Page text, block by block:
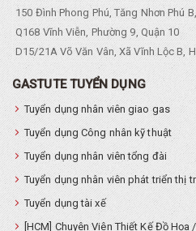
150 Đình Phong Phú, Tăng Nhơn Phú
Q168 Vĩnh Viễn, Phường 9, Quận 10
D15/21A Võ Văn Vân, Xã Vĩnh Lộc B,
GASTUTE TUYỂN DỤNG
Tuyển dụng nhân viên giao gas
Tuyển dụng Công nhân kỹ thuật
Tuyển dụng nhân viên tổng đài
Tuyển dụng nhân viên phát triển thị
Tuyển dụng tài xế
[HCM] Chuyên Viên Thiết Kế Đồ